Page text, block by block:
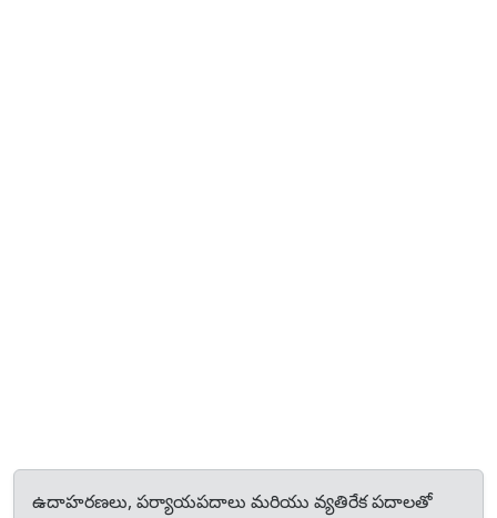
ఉదాహరణలు, పర్యాయపదాలు మరియు వ్యతిరేక పదాలతో